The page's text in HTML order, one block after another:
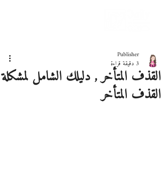
القذف المتأخر , دليلك الشامل لمشكلة
القذف المتأخر
Publisher
3 دقيقة قراءة